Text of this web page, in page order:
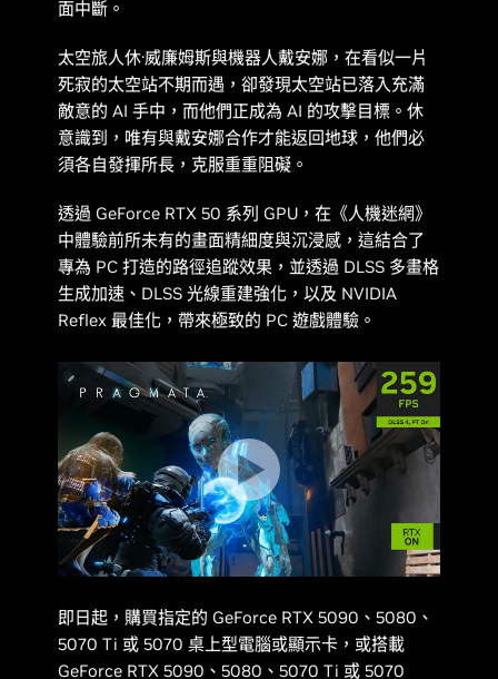
面中斷。
太空旅人休·威廉姆斯與機器人戴安娜，在看似一片
死寂的太空站不期而遇，卻發現太空站已落入充滿
敵意的 AI 手中，而他們正成為 AI 的攻擊目標。休
意識到，唯有與戴安娜合作才能返回地球，他們必
須各自發揮所長，克服重重阻礙。
透過 GeForce RTX 50 系列 GPU，在《人機迷網》
中體驗前所未有的畫面精細度與沉浸感，這結合了
專為 PC 打造的路徑追蹤效果，並透過 DLSS 多畫格
生成加速、DLSS 光線重建強化，以及 NVIDIA
Reflex 最佳化，帶來極致的 PC 遊戲體驗。
即日起，購買指定的 GeForce RTX 5090、5080、
5070 Ti 或 5070 桌上型電腦或顯示卡，或搭載
GeForce RTX 5090、5080、5070 Ti 或 5070